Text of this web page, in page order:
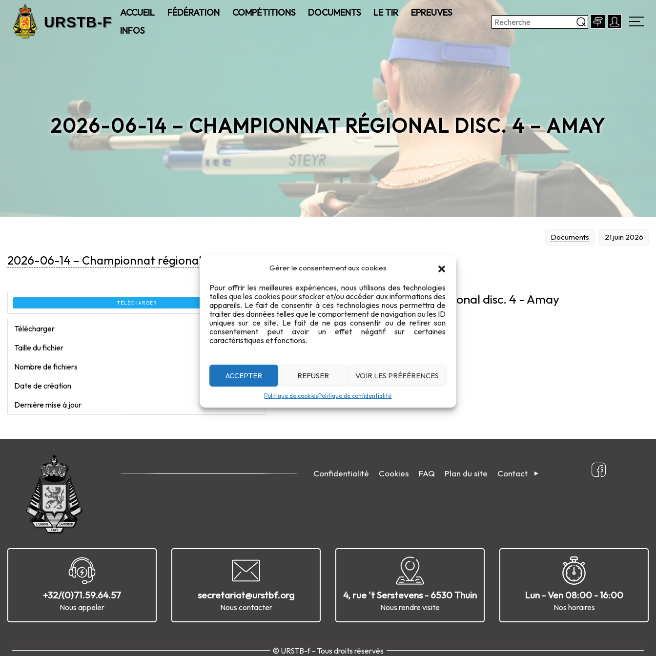
Gérer le consentement aux cookies
Pour offrir les meilleures expériences, nous utilisons des technologies
telles que les cookies pour stocker et/ou accéder aux informations des
appareils. Le fait de consentir à ces technologies nous permettra de
traiter des données telles que le comportement de navigation ou les ID
uniques sur ce site. Le fait de ne pas consentir ou de retirer son
consentement peut avoir un effet négatif sur certaines
caractéristiques et fonctions.
ACCEPTER REFUSER VOIR LES PRÉFÉRENCES
Politique de cookiesPolitique de confidentialité
ACCUEIL FÉDÉRATION COMPĖTITIONS DOCUMENTS LE TIR
EPREUVES
INFOS
2026-06-14 – CHAMPIONNAT RÉGIONAL DISC. 4 – AMAY
21 juin 2026
Documents
2026-06-14 – Championnat régional disc. 4 – Amay
TÉLÉCHARGER
Télécharger 36
Taille du fichier
Nombre de fichiers 1
Date de création 21 juin 2026
Dernière mise à jour
2026-06-14 - Championnat régional disc. 4 - Amay
Date : 14 juin 2026.
Confidentialité Cookies FAQ Plan du site Contact
+32/(0)71.59.64.57
Nous appeler
secretariat@urstbf.org
Nous contacter
4, rue 't Serstevens - 6530 Thuin
Nous rendre visite
Lun - Ven 08:00 - 16:00
Nos horaires
© URSTB-f - Tous droits réservés